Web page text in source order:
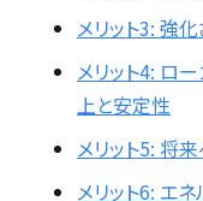
メリット3: 強
メリット4: ロ
上と安定性
メリット5: 将
メリット6: エ